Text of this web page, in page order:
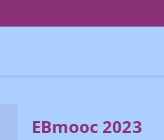
EBmooc 2023